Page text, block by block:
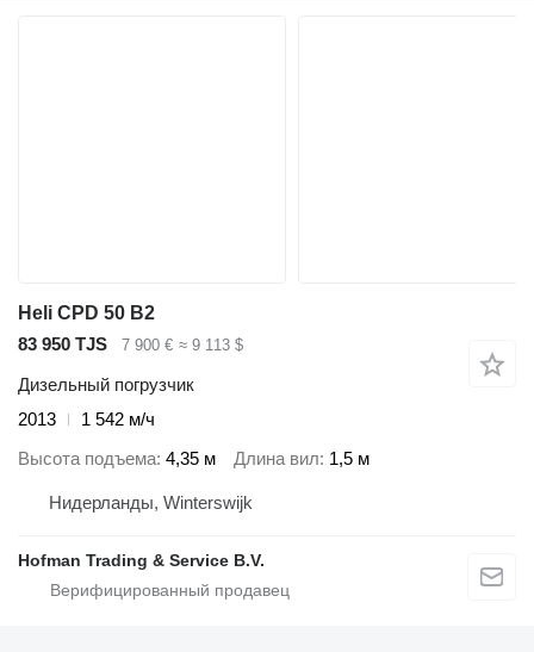
Heli CPD 50 B2
83 950 TJS
7 900 € ≈ 9 113 $
Дизельный погрузчик
2013
1 542 м/ч
Высота подъема 4,35 м Длина вил 1,5 м
Нидерланды, Winterswijk
Hofman Trading & Service B.V.